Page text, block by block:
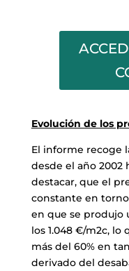
Evolución de los
El informe recoge
desde el año 2002
destacar, que el
constante en torno
en que se produjo
los 1.048 €/m2c,
más del 60% en
derivado del